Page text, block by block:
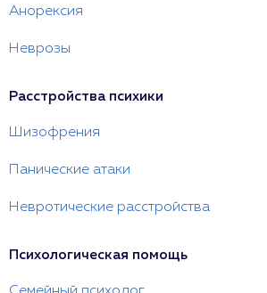
Анорексия
Неврозы
Расстройства психики
Шизофрения
Панические атаки
Невротические расстройства
Психологическая помощь